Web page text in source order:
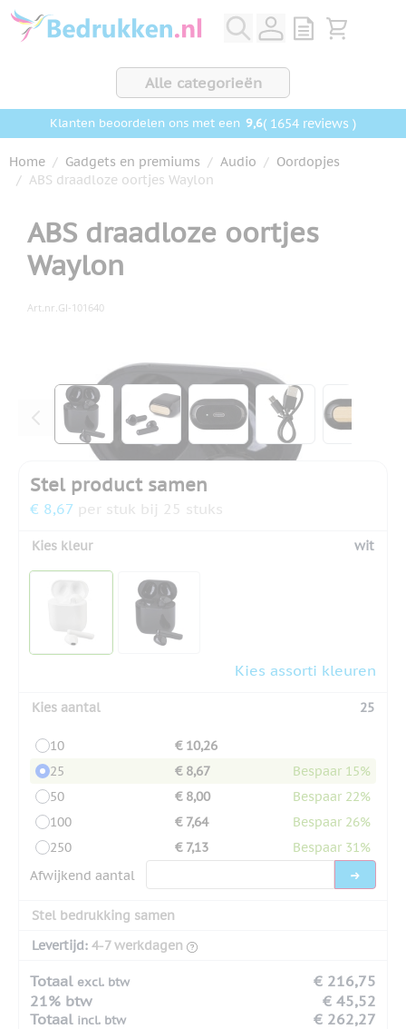
Ga naar de inhoud
View quote,
Bekijk
Alle categorieën
Klanten beoordelen ons met een 9,6( 1654 reviews )
Home / Gadgets en premiums / Audio / Oordopjes
/ ABS draadloze oortjes Waylon
ABS draadloze oortjes
Waylon
Art.nr. GI-101640
Hoofdafbeelding
Klik om afbeelding op volledig scherm te bekijken
View larger imageView larger imageView larger image
View larger
Stel product samen
€ 8,67 per stuk bij 25 stuks
Kies kleur wit
Kies assorti kleuren
Kies aantal 25
10
€ 10,26
25
€ 8,67
Bespaar 15%
50
€ 8,00
Bespaar 22%
100
€ 7,64
Bespaar 26%
250
€ 7,13
Bespaar 31%
Afwijkend aantal
Stel bedrukking samen
Levertijd: 4-7 werkdagen
Totaal excl. btw
€ 216,75
21% btw
€ 45,52
Totaal incl. btw € 262,27